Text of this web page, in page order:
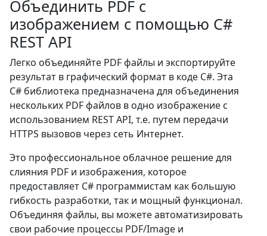
Объединить PDF с
изображением с помощью C#
REST API
Легко объединяйте PDF файлы и экспортируйте
результат в графический формат в коде C#. Эта
C# библиотека предназначена для объединения
нескольких PDF файлов в одно изображение с
использованием REST API, т.е. путем передачи
HTTPS вызовов через сеть Интернет.
Это профессиональное облачное решение для
слияния PDF и изображения, которое
предоставляет C# программистам как большую
гибкость разработки, так и мощный функционал.
Объединяя файлы, вы можете автоматизировать
свои рабочие процессы PDF/Image и